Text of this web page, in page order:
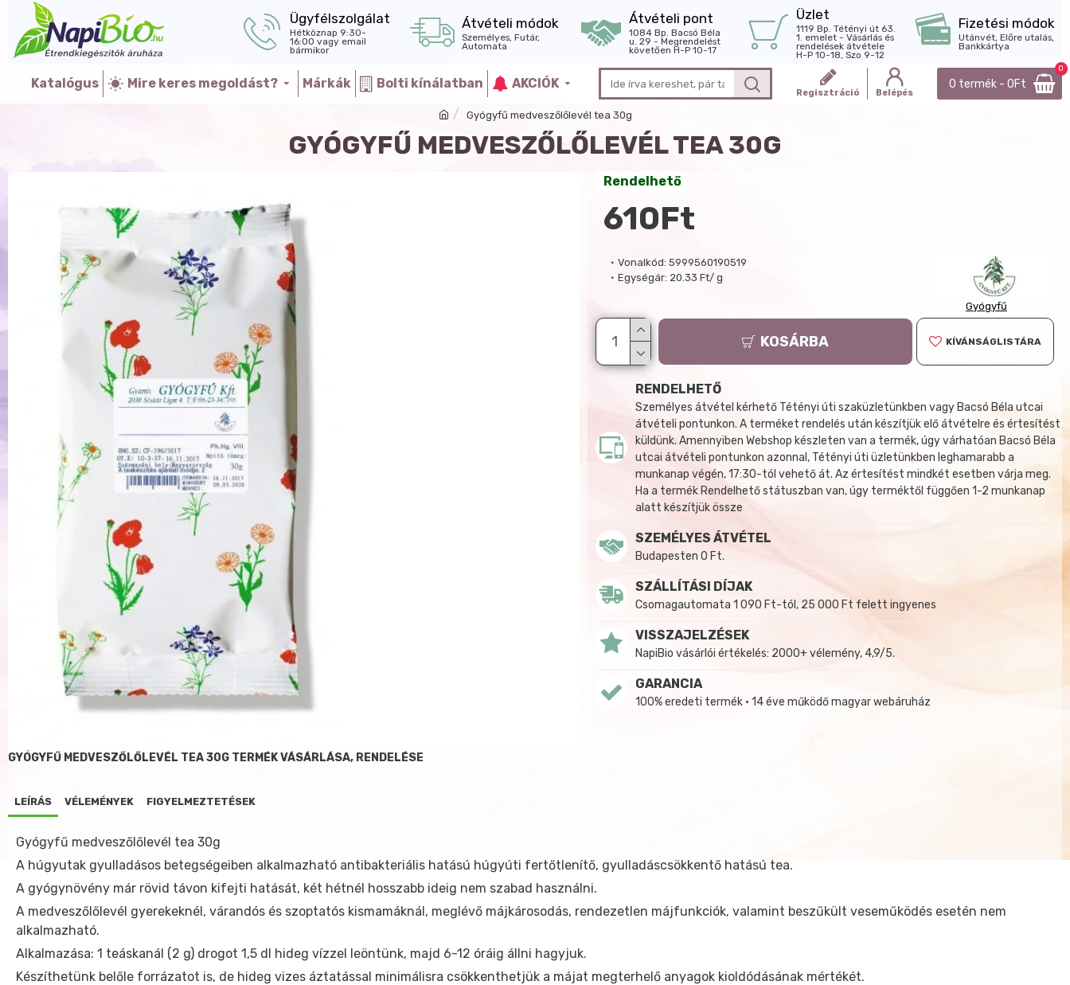
Ügyfélszolgálat
Hétköznap 9:30-
16:00 vagy email
bármikor
Átvételi módok
Személyes, Futár,
Automata
Átvételi pont
1084 Bp. Bacsó Béla
u. 29 - Megrendelést
követően H-P 10-17
Üzlet
1119 Bp. Tétényi út 63.
1. emelet - Vásárlás és
rendelések átvétele
H-P 10-18, Szo 9-12
Fizetési módok
Utánvét, Előre utalás,
Bankkártya
Katalógus Mire keres megoldást? Márkák Bolti kínálatban AKCIÓK
Regisztráció Belépés
0 termék - 0Ft
0
Gyógyfű medveszőlőlevél tea 30g
GYÓGYFŰ MEDVESZŐLŐLEVÉL TEA 30G
Vonalkód: 5999560190519
Egységár: 20.33 Ft/ g
Gyógyfű
Rendelhető
610Ft
KOSÁRBA KÍVÁNSÁGLISTÁRA
RENDELHETŐ
Személyes átvétel kérhető Tétényi úti szaküzletünkben vagy Bacsó Béla utcai
átvételi pontunkon. A terméket rendelés után készítjük elő átvételre és értesítést
küldünk. Amennyiben Webshop készleten van a termék, úgy várhatóan Bacsó Béla
utcai átvételi pontunkon azonnal, Tétényi úti üzletünkben leghamarabb a
munkanap végén, 17:30-tól vehető át. Az értesítést mindkét esetben várja meg.
Ha a termék Rendelhető státuszban van, úgy terméktől függően 1-2 munkanap
alatt készítjük össze
SZEMÉLYES ÁTVÉTEL
Budapesten 0 Ft.
SZÁLLÍTÁSI DÍJAK
Csomagautomata 1 090 Ft-tól, 25 000 Ft felett ingyenes
VISSZAJELZÉSEK
NapiBio vásárlói értékelés: 2000+ vélemény, 4,9/5.
GARANCIA
100% eredeti termék • 14 éve működő magyar webáruház
GYÓGYFŰ MEDVESZŐLŐLEVÉL TEA 30G TERMÉK VÁSÁRLÁSA, RENDELÉSE
LEÍRÁS VÉLEMÉNYEK FIGYELMEZTETÉSEK
Gyógyfű medveszőlőlevél tea 30g
A húgyutak gyulladásos betegségeiben alkalmazható antibakteriális hatású húgyúti fertőtlenítő, gyulladáscsökkentő hatású tea.
A gyógynövény már rövid távon kifejti hatását, két hétnél hosszabb ideig nem szabad használni.
A medveszőlőlevél gyerekeknél, várandós és szoptatós kismamáknál, meglévő májkárosodás, rendezetlen májfunkciók, valamint beszűkült veseműködés esetén nem
alkalmazható.
Alkalmazása: 1 teáskanál (2 g) drogot 1,5 dl hideg vízzel leöntünk, majd 6-12 óráig állni hagyjuk.
Készíthetünk belőle forrázatot is, de hideg vizes áztatással minimálisra csökkenthetjük a májat megterhelő anyagok kioldódásának mértékét.